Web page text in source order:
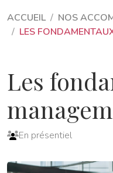
ACCUEIL NOS
LES
Les
En présentiel